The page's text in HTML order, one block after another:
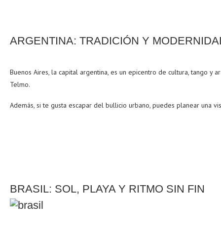
ARGENTINA: TRADICIÓN Y
Buenos Aires, la capital argentina, es un epicentro de cultura, tango
Telmo.
Además, si te gusta escapar del bullicio urbano, puedes planear una
BRASIL: SOL, PLAYA Y RITMO SIN FIN